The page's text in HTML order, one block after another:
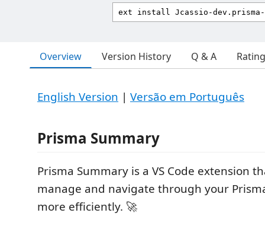
Overview Version History Q & A
English Version | Versão em Português
Prisma Summary
Prisma Summary is a VS Code extension
manage and navigate through your
more efficiently. 🚀